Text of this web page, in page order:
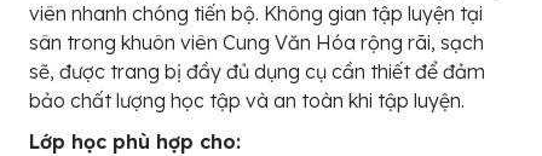
viên nhanh chóng tiến bộ. Không gian tập luyện tại
sân trong khuôn viên Cung Văn Hóa rộng rãi, sạch
sẽ, được trang bị đầy đủ dụng cụ cần thiết để đảm
bảo chất lượng học tập và an toàn khi tập luyện.
Lớp học phù hợp cho: